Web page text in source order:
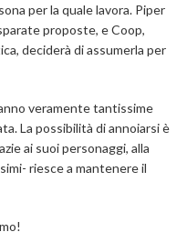
per la quale lavora. Piper
proposte, e Coop,
deciderà di assumerla per
veramente tantissime
La possibilità di annoiarsi è
ai suoi personaggi, alla
riesce a mantenere il